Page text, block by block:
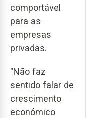
comportável
para as
empresas
privadas.
"Não faz
sentido falar de
crescimento
económico